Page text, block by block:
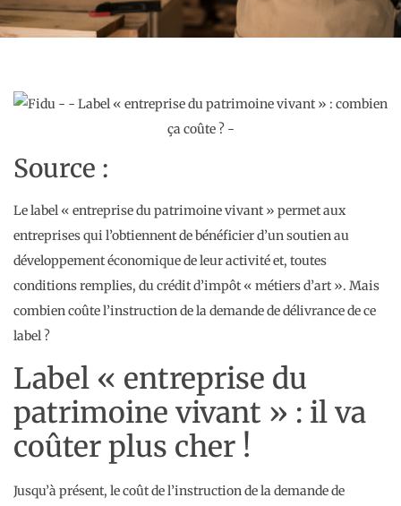
Source :
Le label « entreprise du patrimoine vivant » permet aux
entreprises qui l’obtiennent de bénéficier d’un soutien au
développement économique de leur activité et, toutes
conditions remplies, du crédit d’impôt « métiers d’art ». Mais
combien coûte l’instruction de la demande de délivrance de ce
label ?
Label « entreprise du
patrimoine vivant » : il va
coûter plus cher !
Jusqu’à présent, le coût de l’instruction de la demande de